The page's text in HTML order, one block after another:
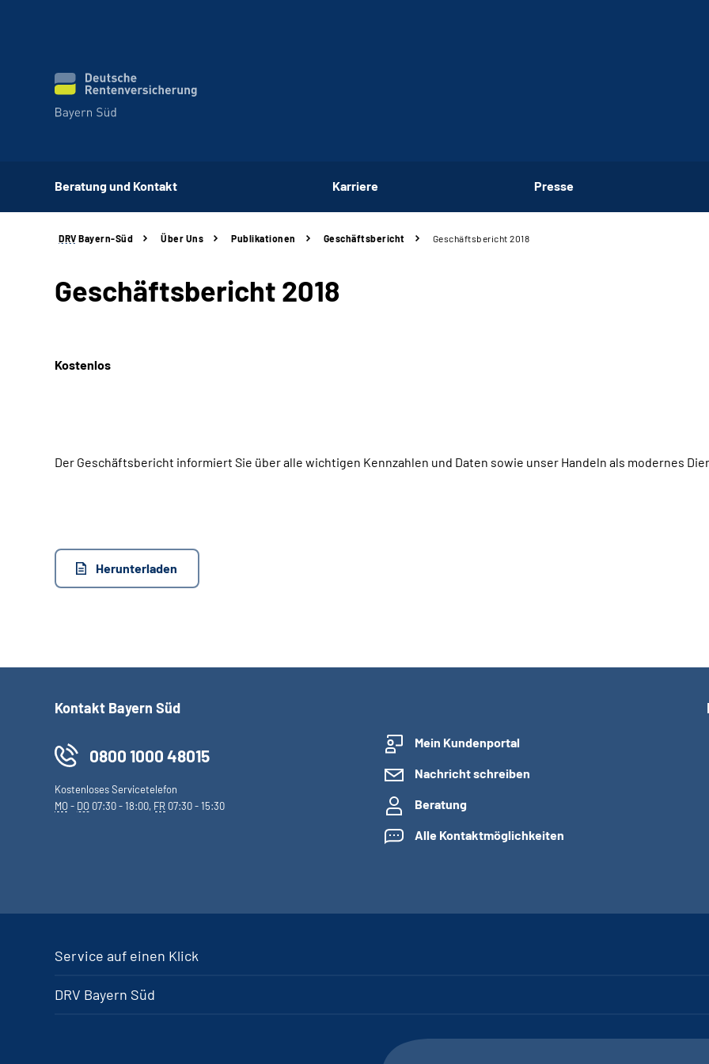
Beratung und Kontakt Karriere Presse
DRV Bayern-Süd Über Uns Publikationen Geschäftsbericht Geschäftsbericht 2018
Geschäftsbericht 2018
Kostenlos
Der Geschäftsbericht informiert Sie über alle wichtigen Kennzahlen und Daten sowie unser Handeln als modernes
Herunterladen
Kontakt Bayern Süd
0800 1000 48015
Kostenloses Servicetelefon
MO- DO 07:30 - 18:00, FR 07:30 - 15:30
Mein Kundenportal
Nachricht schreiben
Beratung
Alle Kontaktmöglichkeiten
Service auf einen Klick
DRV Bayern Süd